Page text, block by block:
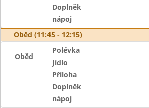
Doplněk
nápoj
Oběd (11:45 - 12:15)
Oběd
Polévka
Jídlo
Příloha
Doplněk
nápoj